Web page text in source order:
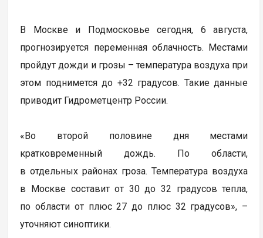
В Москве и Подмосковье сегодня, 6 августа,
прогнозируется переменная облачность. Местами
пройдут дожди и грозы – температура воздуха при
этом поднимется до +32 градусов. Такие данные
приводит Гидрометцентр России.
«Во второй половине дня местами
кратковременный дождь. По области,
в отдельных районах гроза. Температура воздуха
в Москве составит от 30 до 32 градусов тепла,
по области от плюс 27 до плюс 32 градусов», –
уточняют синоптики.